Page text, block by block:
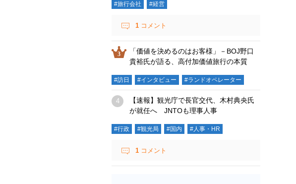
#旅行会社 #経営
1 コメント
「価値を決めるのはお客様」－BOJ野口
貴裕氏が語る、高付加価値旅行の本質
#訪日 #インタビュー #ランドオペレーター
【速報】観光庁で長官交代、木村典央氏
が就任へ JNTOも理事人事
#行政 #観光局 #国内 #人事・HR
1 コメント